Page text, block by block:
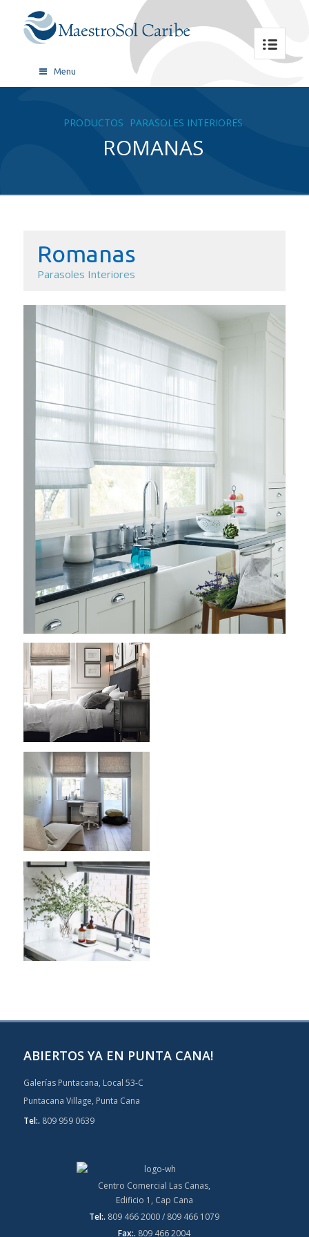
Menu
PRODUCTOS PARASOLES INTERIORES
ROMANAS
Romanas
Parasoles Interiores
ABIERTOS YA EN PUNTA CANA!
Galerías Puntacana, Local 53-C
Puntacana Village, Punta Cana
Tel:. 809 959 0639
Centro Comercial Las Canas,
Edificio 1, Cap Cana
Tel:. 809 466 2000 / 809 466 1079
Fax:. 809 466 2004